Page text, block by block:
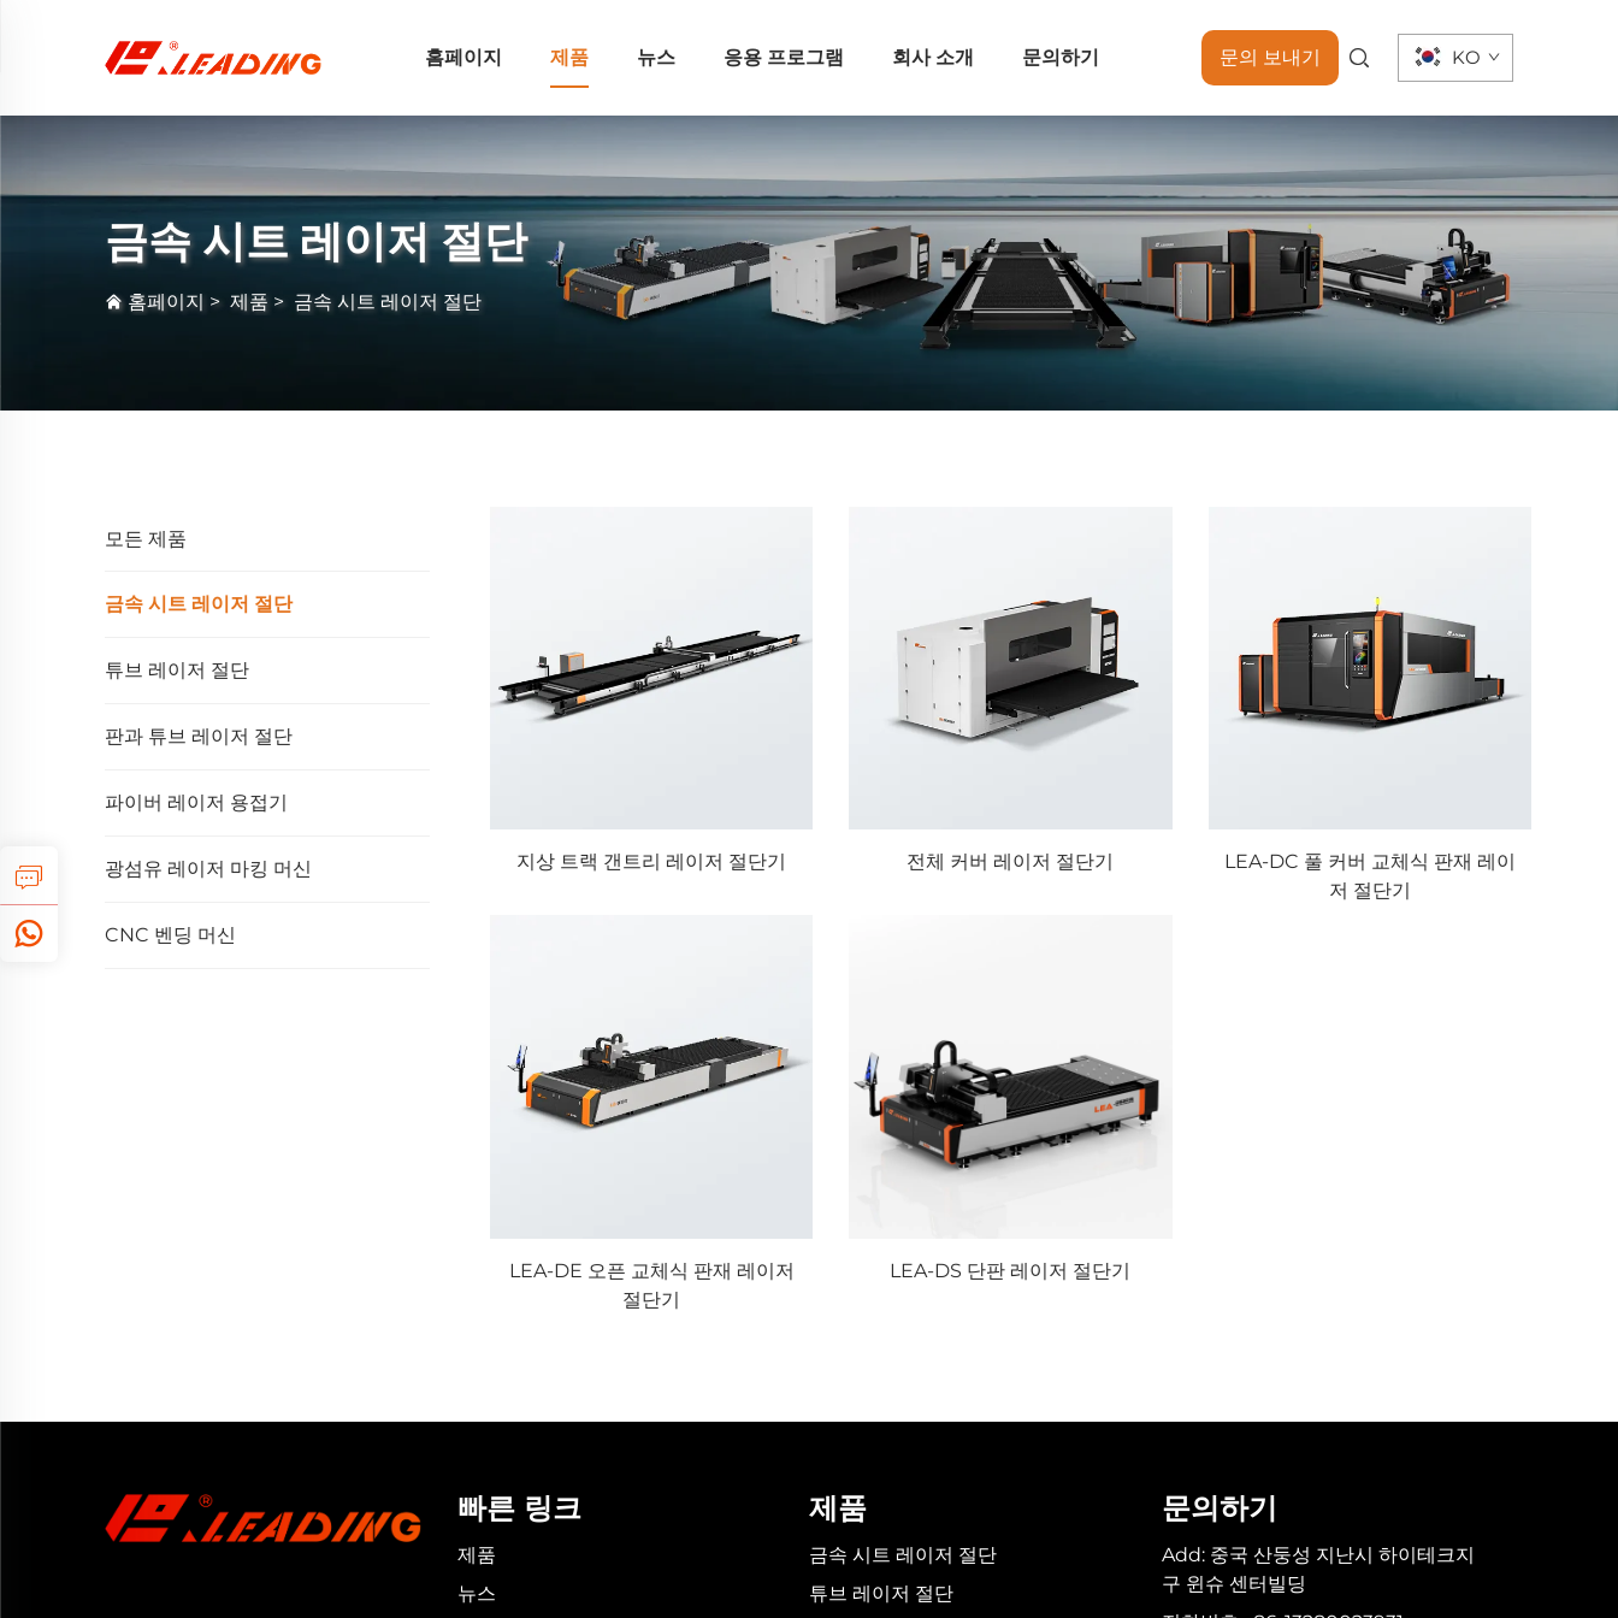
홈페이지 제품 뉴스 응용 프로그램 회사 소개 문의하기 문의 보내기 KO
금속 시트 레이저 절단
홈페이지 > 제품 > 금속 시트 레이저 절단
모든 제품
금속 시트 레이저 절단
튜브 레이저 절단
판과 튜브 레이저 절단
파이버 레이저 용접기
광섬유 레이저 마킹 머신
CNC 벤딩 머신
지상 트랙 갠트리 레이저 절단기 전체 커버 레이저 절단기
LEA-DC 풀 커버 교체식 판재 레이
저 절단기
LEA-DE 오픈 교체식 판재 레이저
절단기
LEA-DS 단판 레이저 절단기
빠른 링크
제품
뉴스
제품
금속 시트 레이저 절단
튜브 레이저 절단
문의하기
Add: 중국 산둥성 지난시 하이테크지
구 윈슈 센터빌딩